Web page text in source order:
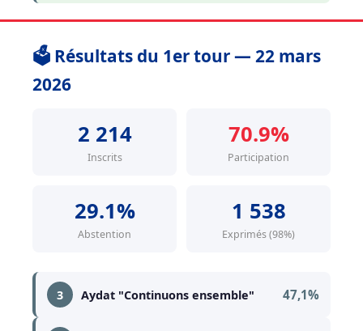
🗳️ Résultats du 1er tour — 22 mars
2026
2 214
Inscrits
70.9%
Participation
29.1%
Abstention
1 538
Exprimés (98%)
3 Aydat "Continuons ensemble" 47,1%